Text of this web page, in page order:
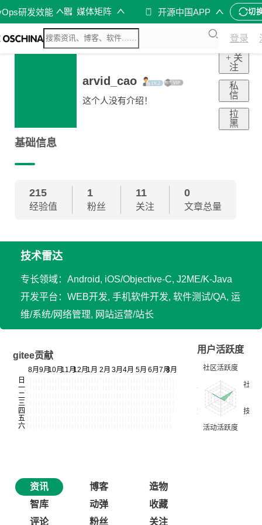
研发效能 媒体矩阵 开源中国APP 切
登录
arvid_cao
这个人没有介绍！
+ 关
注
私
信
拉
黑
基础信息
215
经验值
1
粉丝
11
关注
0
文章总量
技术雷达
专长领域：Android, iOS/Objective-C, J2ME/K-Java
开发平台：WEB开发, 手机软件开发, 软件测试/QA, 运
维/系统/网络管理, 网站运营/站长
gitee贡献
用户活跃度
资讯 博客
造物
智库
动弹
收藏
评论
粉丝 关注